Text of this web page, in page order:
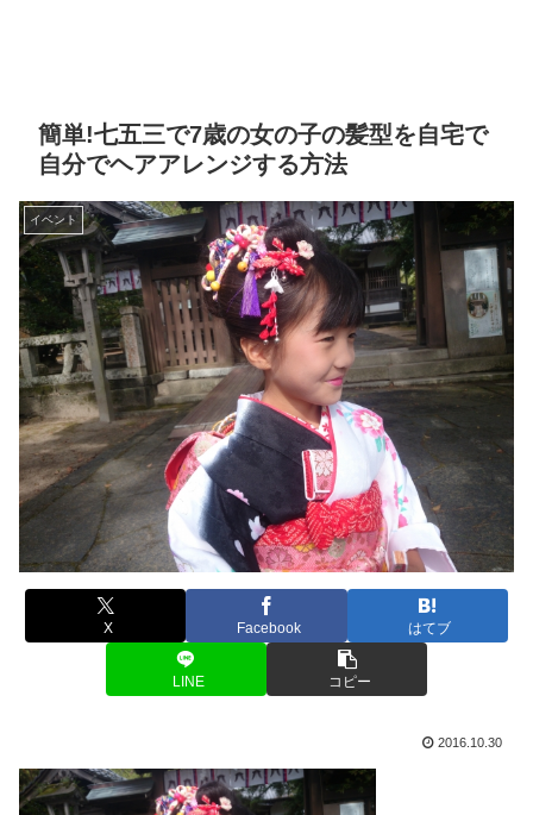
簡単!七五三で7歳の女の子の髪型を自宅で
自分でヘアアレンジする方法
イベント
X Facebook はてブ
LINE コピー
2016.10.30